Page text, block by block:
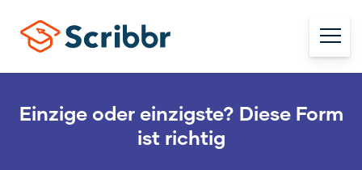
Einzige oder einzigste? Diese Form
ist richtig